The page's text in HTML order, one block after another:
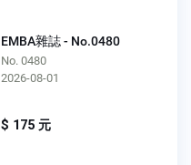
EMBA雜誌 - No.0480
No. 0480
2026-08-01
$ 175 元